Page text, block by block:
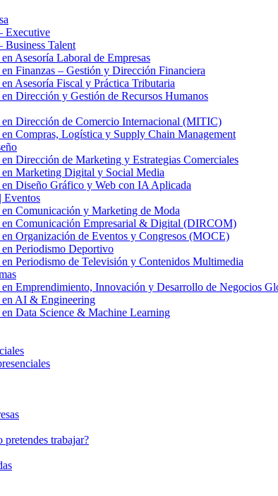
Executive
Business Talent
Asesoría Laboral de Empresas
Finanzas – Gestión y Dirección Financiera
Asesoría Fiscal y Práctica Tributaria
Dirección y Gestión de Recursos Humanos
en Dirección de Comercio Internacional (MITIC)
en Compras, Logística y Supply Chain Management
Dirección de Marketing y Estrategias Comerciales
en Marketing Digital y Social Media
en Diseño Gráfico y Web con IA Aplicada
Eventos
en Comunicación y Marketing de Moda
en Comunicación Empresarial & Digital (DIRCOM)
en Organización de Eventos y Congresos (MOCE)
en Periodismo Deportivo
en Periodismo de Televisión y Contenidos Multimedia
en Emprendimiento, Innovación y Desarrollo de Negocios
en AI & Engineering
en Data Science & Machine Learning
pretendes trabajar?